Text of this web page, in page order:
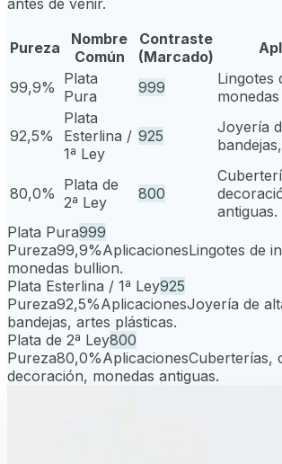
Pureza
Nombre
Común
Contraste
(Marcado)
99,9% Plata
Pura
999
Lingotes
92,5%
Plata
Esterlina /
1ª Ley
925
Joyería
80,0% Plata de
2ª Ley
800
antiguas.
Plata Pura999
Pureza99,9%AplicacionesLingotes de
monedas bullion.
Plata Esterlina / 1ª Ley925
Pureza92,5%AplicacionesJoyería de
bandejas, artes plásticas.
Plata de 2ª Ley800
Pureza80,0%AplicacionesCuberterías,
decoración, monedas antiguas.